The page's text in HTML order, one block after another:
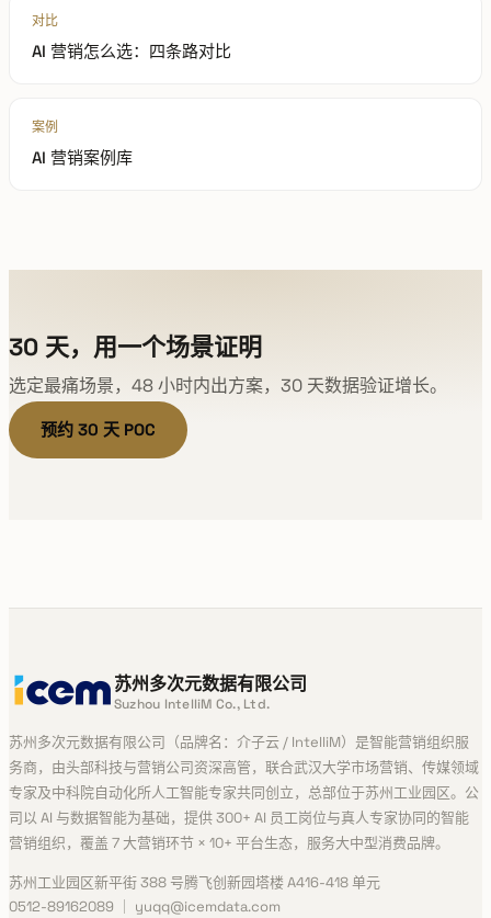
对比
AI 营销怎么选：四条路对比
案例
AI 营销案例库
30 天，用一个场景证明
选定最痛场景，48 小时内出方案，30 天数据验证增长。
预约 30 天 POC
苏州多次元数据有限公司
Suzhou IntelliM Co., Ltd.
苏州多次元数据有限公司（品牌名：介子云 / IntelliM）是智能营销组织服
务商，由头部科技与营销公司资深高管，联合武汉大学市场营销、传媒领域
专家及中科院自动化所人工智能专家共同创立，总部位于苏州工业园区。公
司以 AI 与数据智能为基础，提供 300+ AI 员工岗位与真人专家协同的智能
营销组织，覆盖 7 大营销环节 × 10+ 平台生态，服务大中型消费品牌。
苏州工业园区新平街 388 号腾飞创新园塔楼 A416-418 单元
0512-89162089 ｜ yuqq@icemdata.com